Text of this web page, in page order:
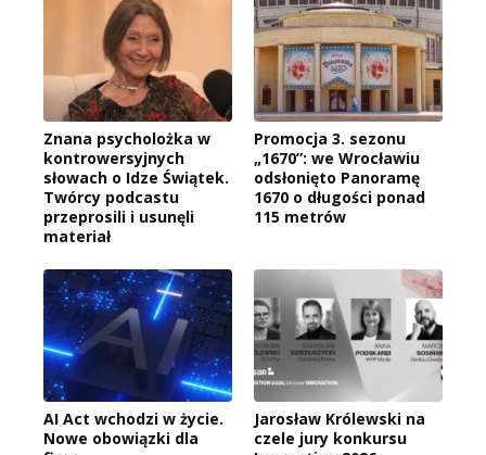
Znana psycholożka w
kontrowersyjnych
słowach o Idze Świątek.
Twórcy podcastu
przeprosili i usunęli
materiał
Promocja 3. sezonu
„1670”: we Wrocławiu
odsłonięto Panoramę
1670 o długości ponad
115 metrów
AI Act wchodzi w życie.
Nowe obowiązki dla
Jarosław Królewski na
czele jury konkursu